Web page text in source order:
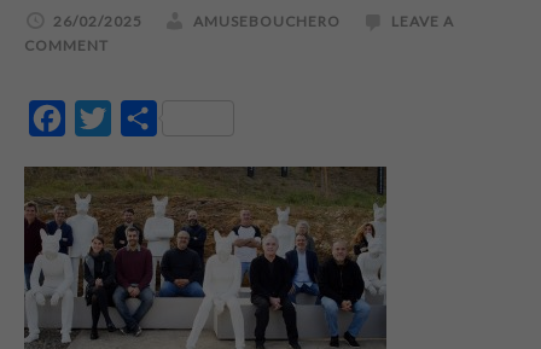
26/02/2025 AMUSEBOUCHERO
LEAVE A
COMMENT
FacebookTwitter